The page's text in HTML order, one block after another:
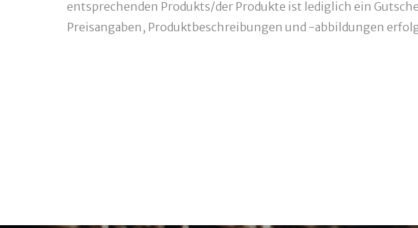
entsprechenden Produkts/der Produkte ist lediglich ein
Preisangaben, Produktbeschreibungen und -abbildungen